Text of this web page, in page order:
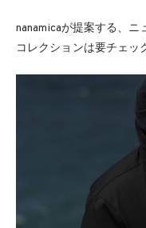
nanamicaが提案する、
コレクションは要チェッ